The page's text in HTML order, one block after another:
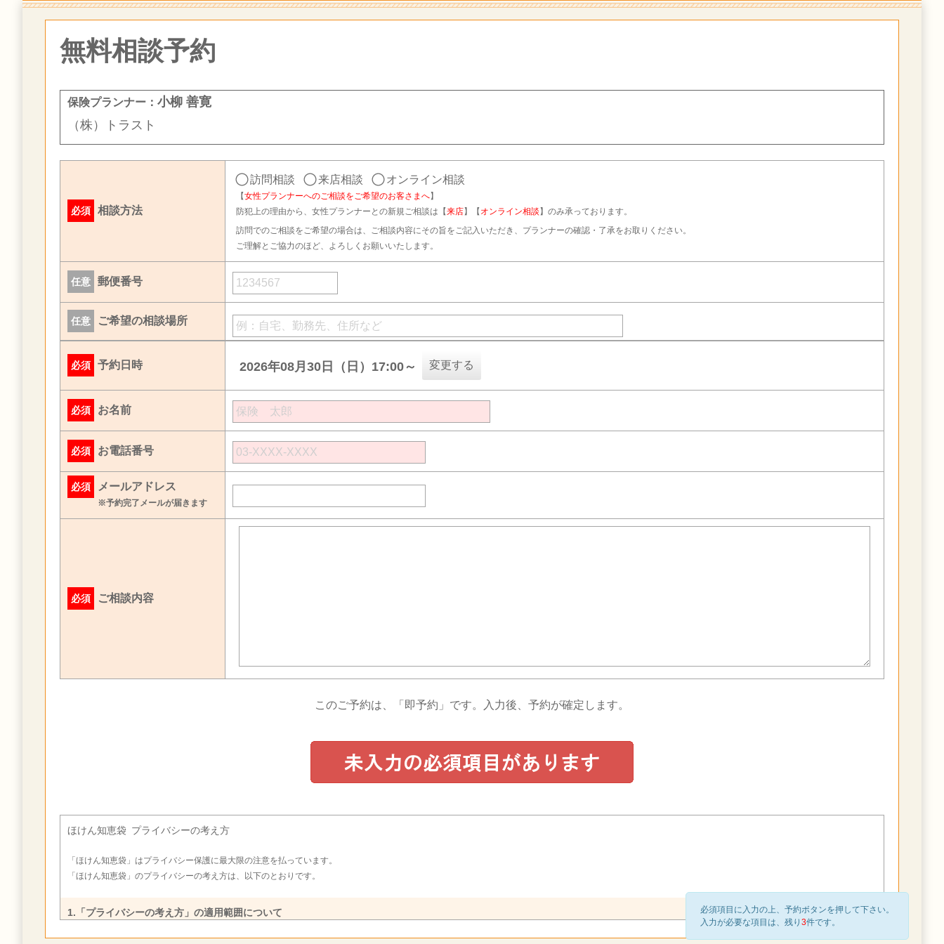
無料相談予約
保険プランナー： 小柳 善寛
（株）トラスト
必須 相談方法
訪問相談 来店相談 オンライン相談
【女性プランナーへのご相談をご希望のお客さまへ】
防犯上の理由から、女性プランナーとの新規ご相談は【来店】【 オンライン相談 】のみ承っております。
訪問でのご相談をご希望の場合は、ご相談内容にその旨をご記入いただき、プランナーの確認・了承をお取りください。
ご理解とご協力のほど、よろしくお願いいたします。
任意 郵便番号
任意 ご希望の相談場所
必須 予約日時 2026年08月30日（日）17:00～ 変更する
必須 お名前
必須 お電話番号
必須 メールアドレス
※予約完了メールが届きます
必須 ご相談内容
このご予約は、「即予約」です。 入力後、予約が確定します。
ほけん知恵袋 プライバシーの考え方
「ほけん知恵袋」はプライバシー保護に最大限の注意を払っています。
「ほけん知恵袋」のプライバシーの考え方は、以下のとおりです。
1.「プライバシーの考え方」の適用範囲について
必須項目に入力の上、予約ボタンを押して下さい。
入力が必要な項目は、残り 3件です。